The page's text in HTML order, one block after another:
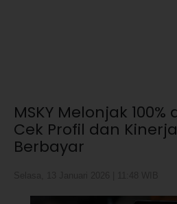
MSKY Melonjak
Cek Profil dan
Berbayar